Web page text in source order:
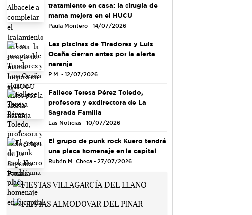
tratamiento en casa: la cirugía de
mama mejora en el HUCU
Paula Montero - 14/07/2026
Las piscinas de Tiradores y Luis
Ocaña cierran antes por la alerta
naranja
P.M. - 12/07/2026
Fallece Teresa Pérez Toledo,
profesora y exdirectora de La
Sagrada Familia
Las Noticias - 10/07/2026
El grupo de punk rock Kuero tendrá
una placa homenaje en la capital
Rubén M. Checa - 27/07/2026